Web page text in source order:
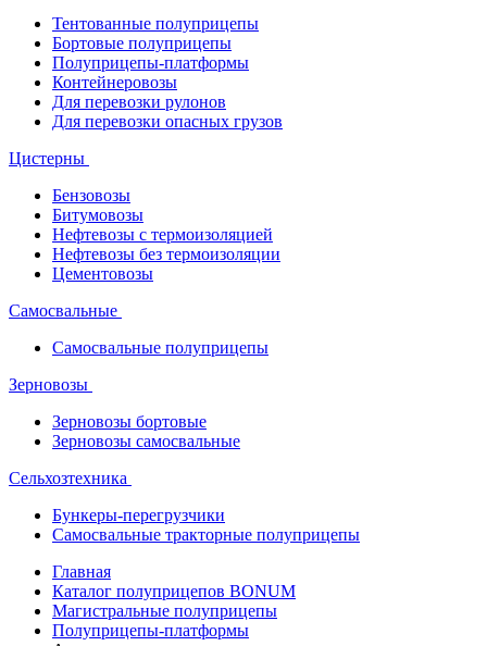
Тентованные полуприцепы
Бортовые полуприцепы
Полуприцепы-платформы
Контейнеровозы
Для перевозки рулонов
Для перевозки опасных грузов
Цистерны
Бензовозы
Битумовозы
Нефтевозы с термоизоляцией
Нефтевозы без термоизоляции
Цементовозы
Самосвальные
Самосвальные полуприцепы
Зерновозы
Зерновозы бортовые
Зерновозы самосвальные
Сельхозтехника
Бункеры-перегрузчики
Самосвальные тракторные полуприцепы
Главная
Каталог полуприцепов BONUM
Магистральные полуприцепы
Полуприцепы-платформы